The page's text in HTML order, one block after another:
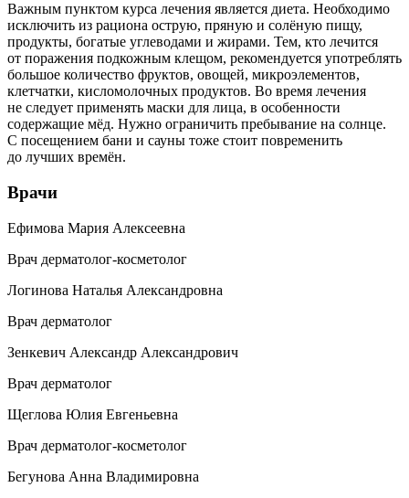
Важным пунктом курса лечения является диета. Необходимо
исключить из рациона острую, пряную и солёную пищу,
продукты, богатые углеводами и жирами. Тем, кто лечится
от поражения подкожным клещом, рекомендуется употреблять
большое количество фруктов, овощей, микроэлементов,
клетчатки, кисломолочных продуктов. Во время лечения
не следует применять маски для лица, в особенности
содержащие мёд. Нужно ограничить пребывание на солнце.
С посещением бани и сауны тоже стоит повременить
до лучших времён.
Врачи
Ефимова Мария Алексеевна
Врач дерматолог-косметолог
Логинова Наталья Александровна
Врач дерматолог
Зенкевич Александр Александрович
Врач дерматолог
Щеглова Юлия Евгеньевна
Врач дерматолог-косметолог
Бегунова Анна Владимировна